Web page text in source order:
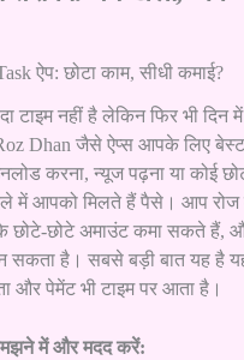
ऐप: छोटा काम, सीधी कमाई?
टाइम नहीं है लेकिन फिर भी दिन
Dhan जैसे ऐप्स आपके लिए
करना, न्यूज पढ़ना या कोई
में आपको मिलते हैं पैसे। आप
छोटे-छोटे अमाउंट कमा सकते हैं,
सकता है। सबसे बड़ी बात यह है
और पेमेंट भी टाइम पर आता है।
में और मदद करें: